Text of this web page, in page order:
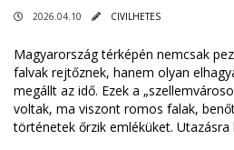
2026.04.10 CIVILHETES
Magyarország térképén nemcsak
falvak rejtőznek, hanem olyan
megállt az idő. Ezek a
voltak, ma viszont romos falak,
történetek őrzik emléküket.